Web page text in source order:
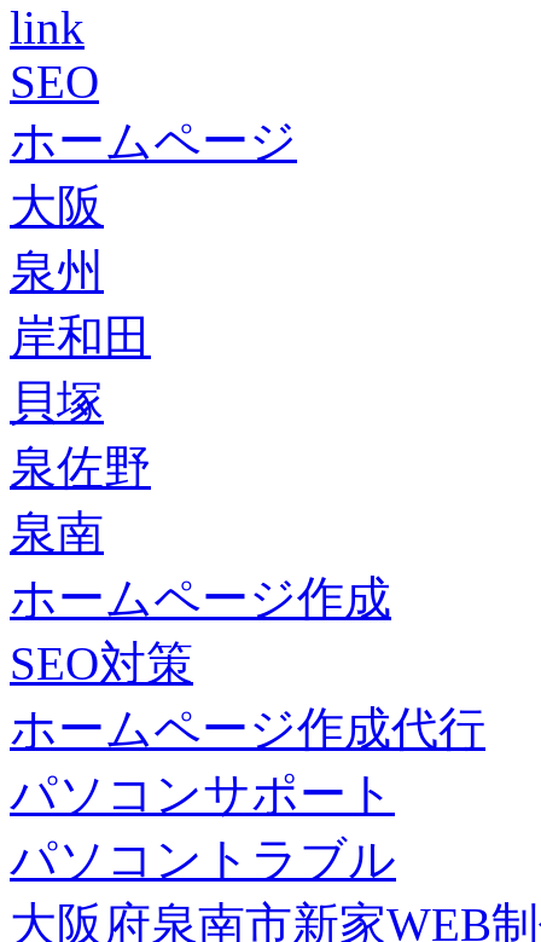
link
SEO
ホームページ
大阪
泉州
岸和田
貝塚
泉佐野
泉南
ホームページ作成
SEO対策
ホームページ作成代行
パソコンサポート
パソコントラブル
大阪府泉南市新家WEB